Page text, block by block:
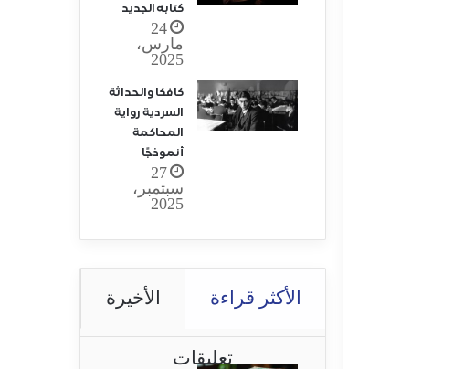
كتابه الجديد
24
مارس،
2025
كافكا والحداثة
السردية رواية
المحاكمة
أنموذجًا
27
سبتمبر،
2025
الأكثر قراءة الأخيرة
تعليقات